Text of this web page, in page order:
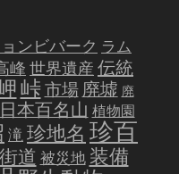
ンビバーク ラム
峰 世界遺産 伝統
峠市場 廃墟 廃
日本百名山 植物園
滝珍地名 珍百
街道 被災地 装備